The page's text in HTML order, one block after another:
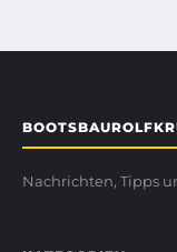
Nachrichten, Tipps